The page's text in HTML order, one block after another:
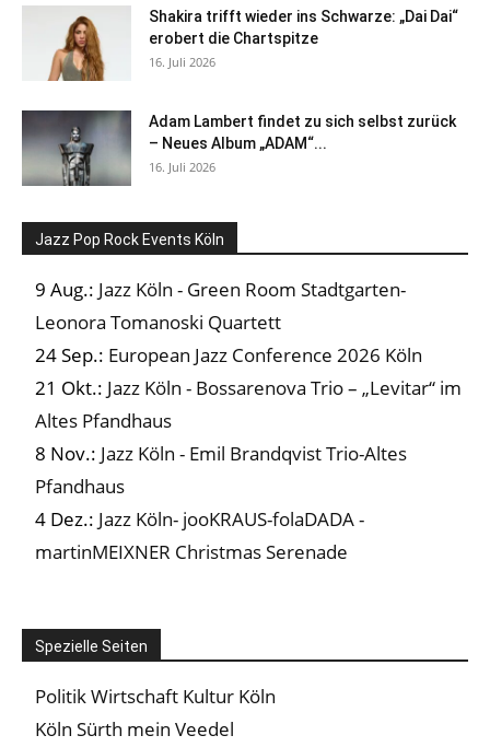
Shakira trifft wieder ins Schwarze: „Dai Dai“
erobert die Chartspitze
16. Juli 2026
Adam Lambert findet zu sich selbst zurück
– Neues Album „ADAM“...
16. Juli 2026
Jazz Pop Rock Events Köln
9 Aug.: Jazz Köln - Green Room Stadtgarten-
Leonora Tomanoski Quartett
24 Sep.: European Jazz Conference 2026 Köln
21 Okt.: Jazz Köln - Bossarenova Trio – „Levitar“ im
Altes Pfandhaus
8 Nov.: Jazz Köln - Emil Brandqvist Trio-Altes
Pfandhaus
4 Dez.: Jazz Köln- jooKRAUS-folaDADA -
martinMEIXNER Christmas Serenade
Spezielle Seiten
Politik Wirtschaft Kultur Köln
Köln Sürth mein Veedel